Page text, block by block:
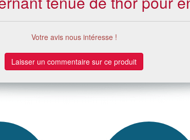
Votre avis nous intéresse !
Laisser un commentaire sur ce produit